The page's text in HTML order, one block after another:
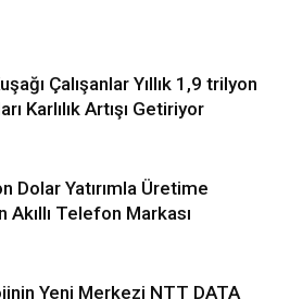
Çalışanlar Yıllık 1,9 trilyon
Karlılık Artışı Getiriyor
Dolar Yatırımla Üretime
Akıllı Telefon Markası
Yeni Merkezi NTT DATA